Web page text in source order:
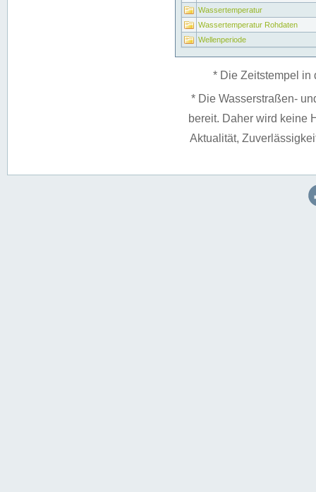
Wassertemperatur
Wassertemperatur Rohdaten
Wellenperiode
* Die Zeitstempel in
* Die Wasserstraßen-
bereit. Daher wird keine
Aktualität,